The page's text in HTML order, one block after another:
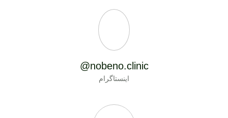
nobeno.clinic@
اینستاگرام